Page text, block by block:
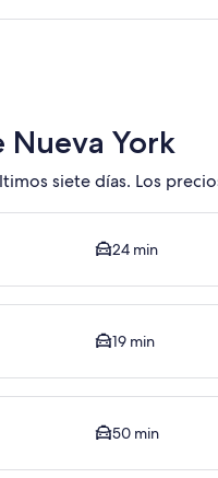
Nueva York
siete días. Los
JFK. El tiempo
24 min
tiempo promedio del
19 min
HPN. El tiempo
50 min